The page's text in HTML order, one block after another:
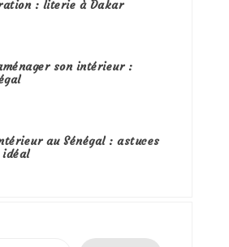
: literie à Dakar
son intérieur :
au Sénégal : astuces
idéal